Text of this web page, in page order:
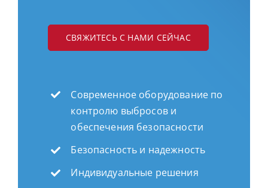
СВЯЖИТЕСЬ С НАМИ СЕЙЧАС
Современное оборудование по
контролю выбросов и
обеспечения безопасности
Безопасность и надежность
Индивидуальные решения